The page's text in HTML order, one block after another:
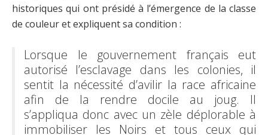
historiques qui ont présidé à l’émergence de la classe
de couleur et expliquent sa condition :
Lorsque le gouvernement français eut
autorisé l’esclavage dans les colonies, il
sentit la nécessité d’avilir la race africaine
afin de la rendre docile au joug. Il
s’appliqua donc avec un zèle déplorable à
immobiliser les Noirs et tous ceux qui